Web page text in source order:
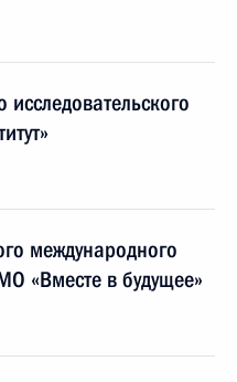
международного
«Вместе в будущее»